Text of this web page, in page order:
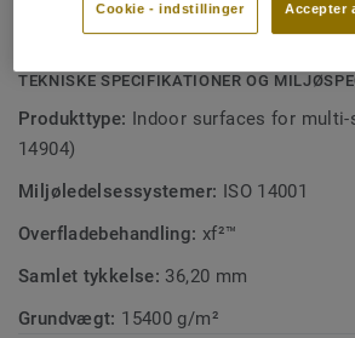
Omkostningseffektiv
TEKNISKE SPECIFIKATIONER OG
Produkttype: Indoor surfaces for multi-
14904)
Miljøledelsessystemer: ISO 14001
Overfladebehandling: xf²™
Samlet tykkelse: 36,20 mm
Grundvægt: 15400 g/m²
Accepter
Cookie - indstillinger